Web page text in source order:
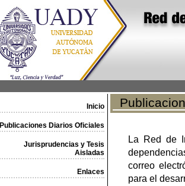
Inicio
Publicaciones Diarios Oficiales
Jurisprudencias y Tesis
Aisladas
Enlaces
La Red de
correo
para el